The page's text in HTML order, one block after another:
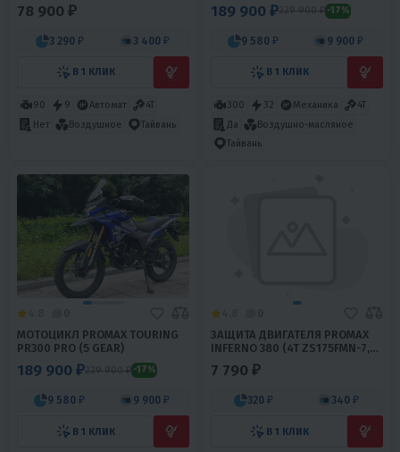
78 900 ₽
3 290 ₽ 3 400 ₽
В 1 КЛИК
90 9 Автомат
4T
Нет
Воздушное Тайвань
189 900 ₽229 900 ₽ -17%
9 580 ₽ 9 900 ₽
В 1 КЛИК
300 32 Механика
4T
Да
Воздушно-масляное
Тайвань
МОТОЦИКЛ PROMAX TOURING
PR300 PRO (5 GEAR)
189 900 ₽229 900 ₽ -17%
9 580 ₽ 9 900 ₽
В 1 КЛИК
ЗАЩИТА ДВИГАТЕЛЯ PROMAX
INFERNO 380 (4T ZS175FMN-7,
Б.ВАЛ) 2026
7 790 ₽
320 ₽ 340 ₽
В 1 КЛИК